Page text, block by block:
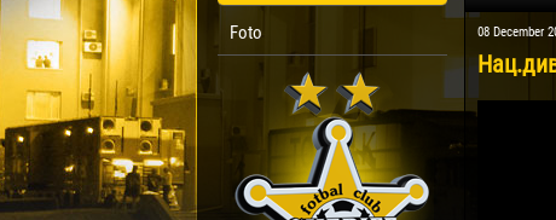
Foto 08 December